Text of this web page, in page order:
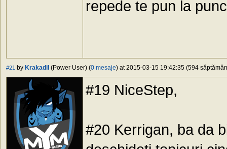
repede te pun la
#21 by Krakadil (Power User) (0 mesaje) at 2015-03-15 19:42:35 (594
#19 NiceStep,
#20 Kerrigan, ba da